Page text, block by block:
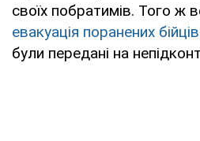
своїх побратимів. Того ж
евакуація поранених
були передані на